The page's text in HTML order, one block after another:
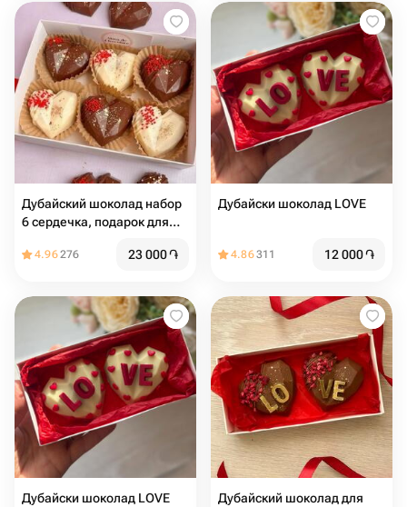
Дубайский шоколад набор
6 сердечка, подарок для
4.96276 23 000֏
Дубайски шоколад LOVE
4.86311 12 000֏
Дубайски шоколад LOVE
Дубайский шоколад для